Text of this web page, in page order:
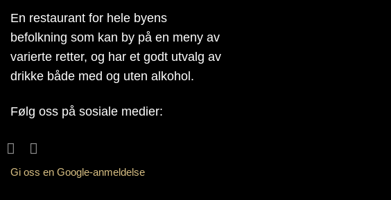
En restaurant for hele byens
befolkning som kan by på en meny av
varierte retter, og har et godt utvalg av
drikke både med og uten alkohol.
Følg oss på sosiale medier:
Gi oss en Google-anmeldelse